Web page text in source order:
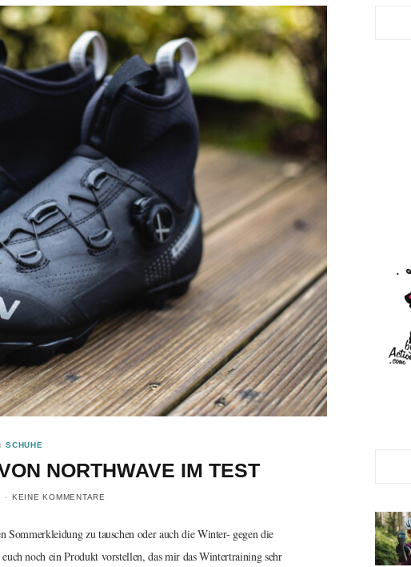
SCHUHE
NORTHWAVE IM TEST
KEINE KOMMENTARE
zu tauschen oder auch die Winter- gegen die
noch ein Produkt vorstellen, das mir das Wintertraining sehr